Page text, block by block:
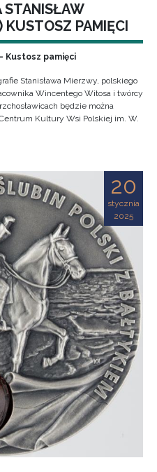
STANISŁAW
PAMIĘCI
Kustosz pamięci
Stanisława Mierzwy, polskiego
Wincentego Witosa i twórcy
będzie można
Kultury Wsi Polskiej im. W.
20
stycznia
2025